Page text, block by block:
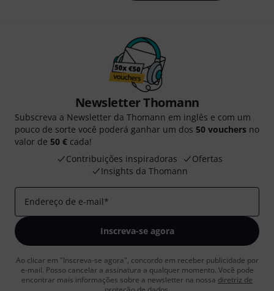
Newsletter Thomann
Subscreva a Newsletter da Thomann em inglês e com um
pouco de sorte você poderá ganhar um dos 50 vouchers no
valor de 50 € cada!
Contribuições inspiradoras
Ofertas
Insights da Thomann
Endereço de e-mail*
Inscreva-se agora
Ao clicar em "Inscreva-se agora", concordo em receber publicidade por
e-mail. Posso cancelar a assinatura a qualquer momento. Você pode
encontrar mais informações sobre a newsletter na nossa diretriz de